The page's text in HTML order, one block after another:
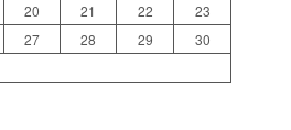
20 21 22
23
27 28 29
30